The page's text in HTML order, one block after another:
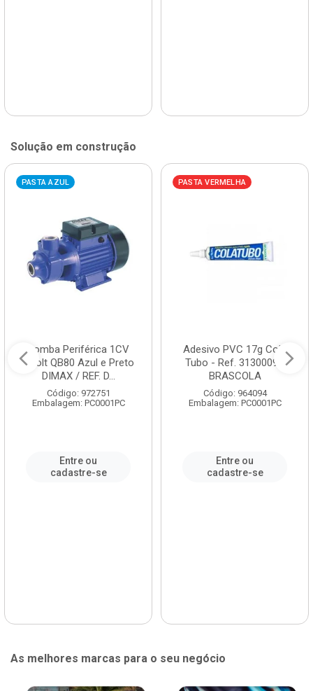
Solução em construção
PASTA AZUL
Bomba Periférica 1CV
Bivolt QB80 Azul e Preto
DIMAX / REF. D...
Código: 972751
Embalagem: PC0001PC
Entre ou
cadastre-se
PASTA VERMELHA
Adesivo PVC 17g Cola
Tubo - Ref. 3130009 -
BRASCOLA
Código: 964094
Embalagem: PC0001PC
Entre ou
cadastre-se
As melhores marcas para o seu negócio